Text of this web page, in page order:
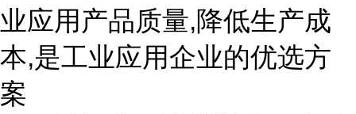
业应用产品质量,降低生产成
本,是工业应用企业的优选方
案